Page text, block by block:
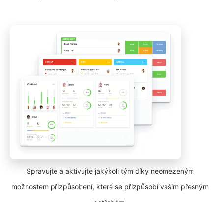
Spravujte a aktivujte jakýkoli tým díky neomezeným
možnostem přizpůsobení, které se přizpůsobí vašim přesným